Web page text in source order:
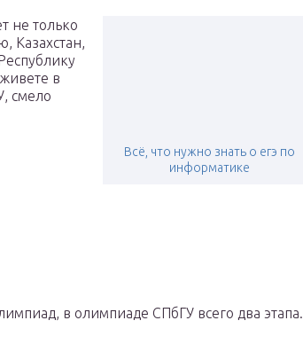
Всё, что нужно знать о егэ по
информатике
не только
Казахстан,
в
смело
в олимпиаде СПбГУ всего два этапа.